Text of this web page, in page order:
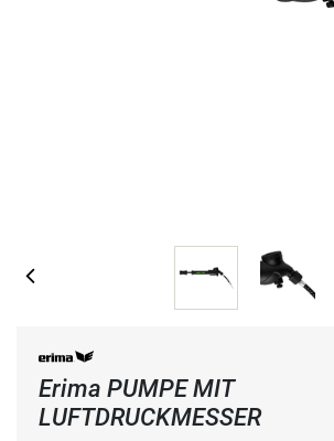
Erima PUMPE MIT
LUFTDRUCKMESSER